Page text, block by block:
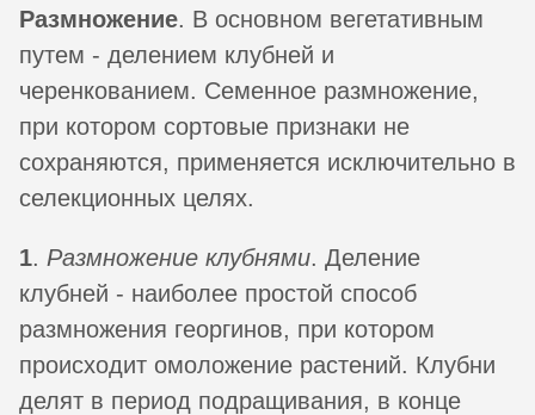
Размножение. В основном вегетативным
путем - делением клубней и
черенкованием. Семенное размножение,
при котором сортовые признаки не
сохраняются, применяется исключительно в
селекционных целях.
1. Размножение клубнями. Деление
клубней - наиболее простой способ
размножения георгинов, при котором
происходит омоложение растений. Клубни
делят в период подращивания, в конце